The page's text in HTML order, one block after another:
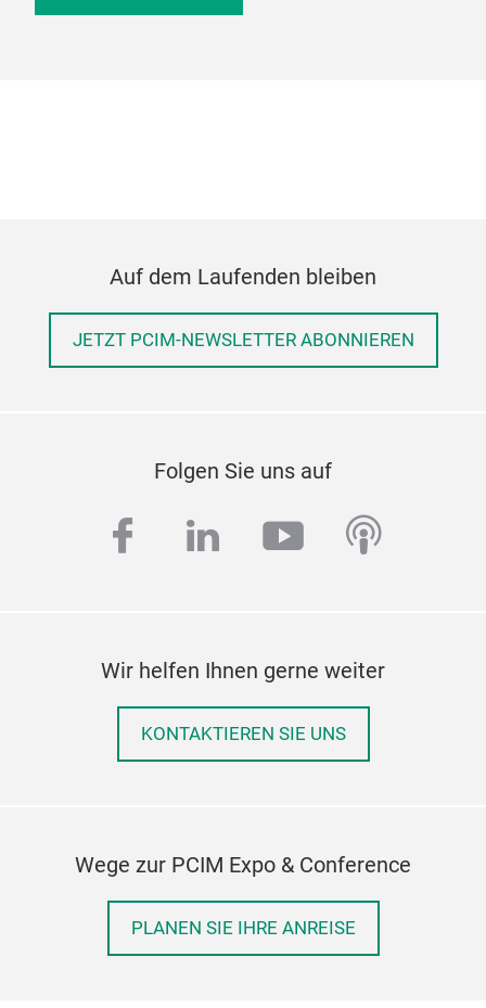
Auf dem Laufenden bleiben
JETZT PCIM-NEWSLETTER ABONNIEREN
Folgen Sie uns auf
facebook
linkedinyoutube
Wir helfen Ihnen gerne weiter
KONTAKTIEREN SIE UNS
Wege zur PCIM Expo & Conference
PLANEN SIE IHRE ANREISE